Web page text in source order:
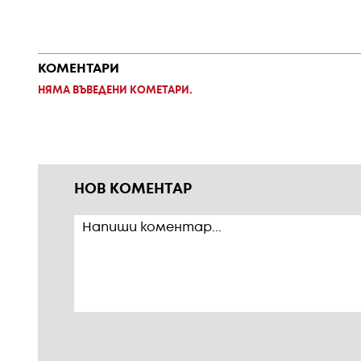
КОМЕНТАРИ
НЯМА ВЪВЕДЕНИ КОМЕТАРИ.
НОВ КОМЕНТАР